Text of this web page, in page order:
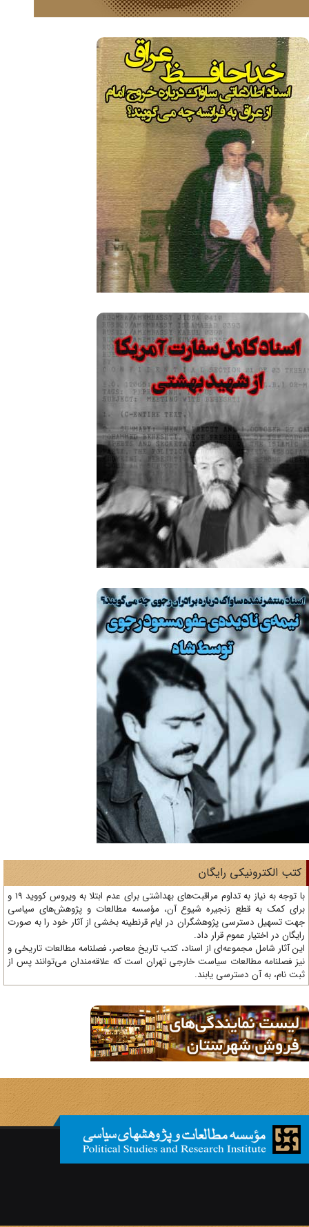
الکترونیکی رایگان
با توجه به نیاز به تداوم مراقبت‌های بهداشتی برای عدم ابتلا به ویروس کووید 19 و
کمک به قطع زنجیره شیوع آن، مؤسسه مطالعات و پژوهش‌های سیاسی
تسهیل دسترسی پژوهشگران در ایام قرنطینه بخشی از آثار خود را به صورت
در اختیار عموم قرار داد.
آثار شامل مجموعه‌ای از اسناد، کتب تاریخ معاصر، فصلنامه‌ مطالعات تاریخی و
فصلنامه مطالعات سیاست خارجی تهران است که علاقه‌مندان می‌توانند پس از
نام، به آن دسترسی یابند.